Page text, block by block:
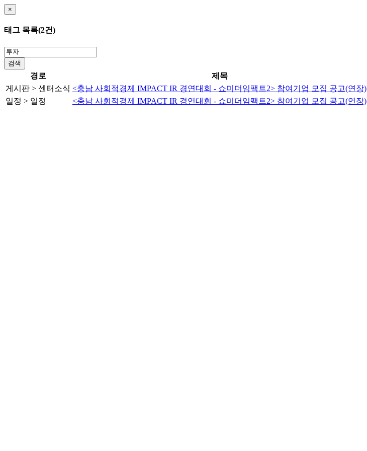
×
태그 목록(2건)
검색
경로 제목
게시판 > 센터소식 <충남 사회적경제 IMPACT IR 경연대회 - 쇼미더임팩트2> 참여기업 모집 공고(연장)
일정 > 일정 <충남 사회적경제 IMPACT IR 경연대회 - 쇼미더임팩트2> 참여기업 모집 공고(연장)